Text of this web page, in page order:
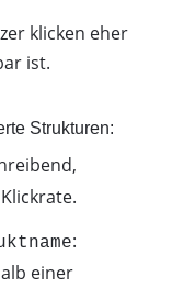
klicken eher
ist.
Strukturen:
:
einer